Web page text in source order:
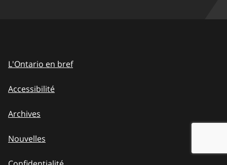
L'Ontario en bref
Accessibilité
Archives
Nouvelles